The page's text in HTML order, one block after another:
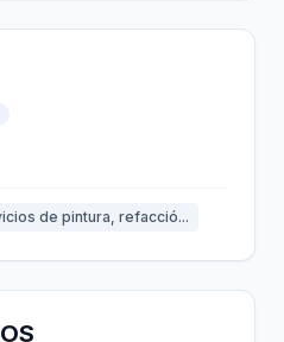
de pintura, refacció...